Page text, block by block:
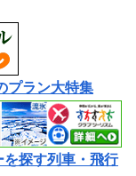
プラン大特集
探す列車・飛行